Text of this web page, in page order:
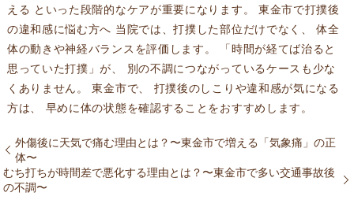
える といった段階的なケアが重要になります。 東金市で打撲後
の違和感に悩む方へ 当院では、打撲した部位だけでなく、 体全
体の動きや神経バランスを評価します。 「時間が経てば治ると
思っていた打撲」が、 別の不調につながっているケースも少な
くありません。 東金市で、 打撲後のしこりや違和感が気になる
方は、 早めに体の状態を確認することをおすすめします。
外傷後に天気で痛む理由とは？〜東金市で増える「気象痛」の正
体〜
むち打ちが時間差で悪化する理由とは？〜東金市で多い交通事故後
の不調〜